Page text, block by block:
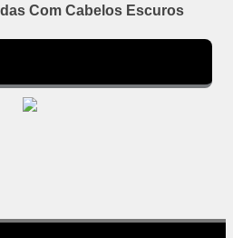
Com Cabelos Escuros